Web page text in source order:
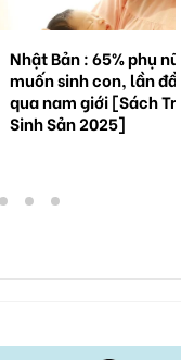
Nhật Bản : 65% phụ
muốn sinh con, lần
qua nam giới [Sách
Sinh Sản 2025]